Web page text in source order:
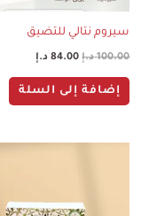
سيروم نتالي للتضيق
100.00 د.إ 84.00 د.إ
إضافة إلى السلة